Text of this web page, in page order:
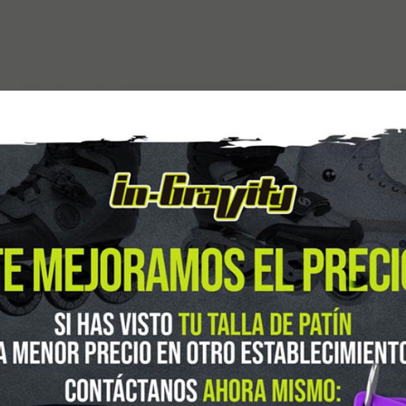
en Instagram